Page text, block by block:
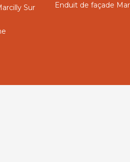
Sur
Enduit de façade